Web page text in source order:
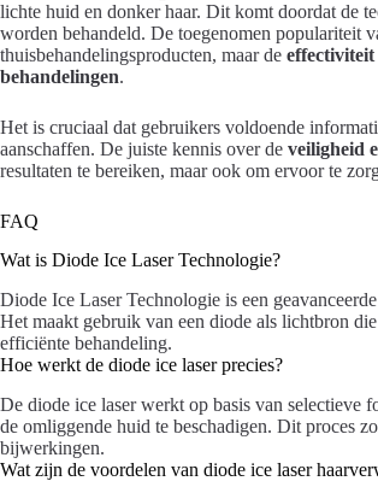
lichte huid en donker haar. Dit komt doordat de
worden behandeld. De toegenomen populariteit
thuisbehandelingsproducten, maar de effectiviteit
behandelingen.
Het is cruciaal dat gebruikers voldoende
aanschaffen. De juiste kennis over de veiligheid
resultaten te bereiken, maar ook om ervoor te
FAQ
Wat is Diode Ice Laser Technologie?
Diode Ice Laser Technologie is een
Het maakt gebruik van een diode als lichtbron
efficiënte behandeling.
Hoe werkt de diode ice laser precies?
De diode ice laser werkt op basis van selectieve
de omliggende huid te beschadigen. Dit proces
bijwerkingen.
Wat zijn de voordelen van diode ice laser